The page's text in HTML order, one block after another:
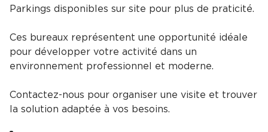
Parkings disponibles sur site pour plus de praticité.
Ces bureaux représentent une opportunité idéale
pour développer votre activité dans un
environnement professionnel et moderne.
Contactez-nous pour organiser une visite et trouver
la solution adaptée à vos besoins.